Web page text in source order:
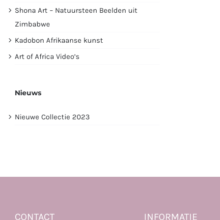
Shona Art – Natuursteen Beelden uit
Zimbabwe
Kadobon Afrikaanse kunst
Art of Africa Video’s
Nieuws
Nieuwe Collectie 2023
CONTACT INFORMATIE